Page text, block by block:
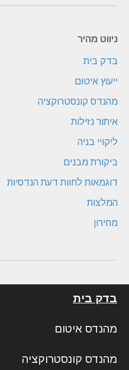
ניווט מהיר
בדק בית
ייעוץ איטום
מהנדס קונסטרוקציה
איתור נזילות
ליקויי בניה
ביקורת מבנים
דוגמאות לחוות דעת הנדסיות
המלצות
מחירון
בדק בית
מהנדס איטום
מהנדס קונסטרוקציה